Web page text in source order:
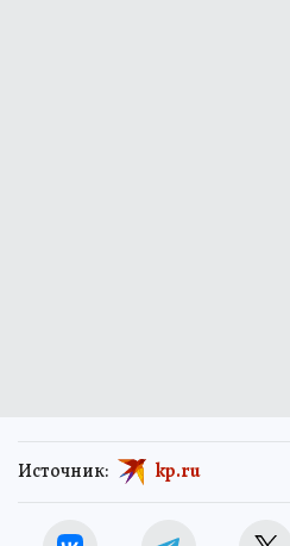
Источник: kp.ru